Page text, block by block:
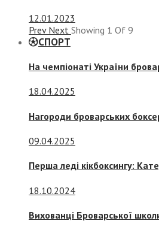
12.01.2023
Prev Next Showing 1 Of 9
СПОРТ
На чемпіонаті України
18.04.2025
Нагороди броварських
09.04.2025
Перша леді кікбоксингу:
18.10.2024
Вихованці Броварської